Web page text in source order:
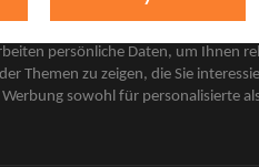
Judas Priest
The BossHoss
Silbermond
persönliche Daten, um Ihnen
Themen zu zeigen, die Sie
sowohl für personalisierte